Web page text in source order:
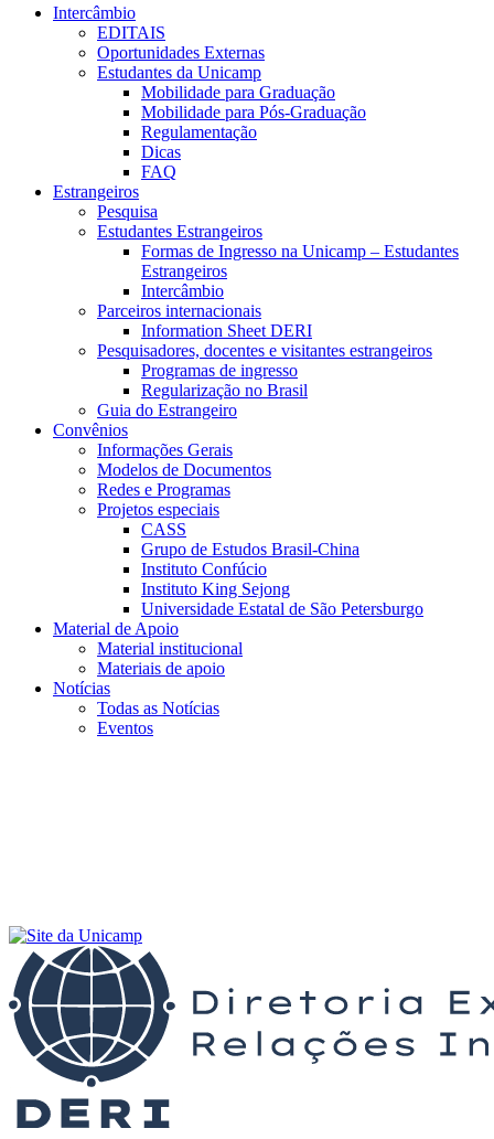
Intercâmbio
EDITAIS
Oportunidades Externas
Estudantes da Unicamp
Mobilidade para Graduação
Mobilidade para Pós-Graduação
Regulamentação
Dicas
FAQ
Estrangeiros
Pesquisa
Estudantes Estrangeiros
Formas de Ingresso na Unicamp – Estudantes
Estrangeiros
Intercâmbio
Parceiros internacionais
Information Sheet DERI
Pesquisadores, docentes e visitantes estrangeiros
Programas de ingresso
Regularização no Brasil
Guia do Estrangeiro
Convênios
Informações Gerais
Modelos de Documentos
Redes e Programas
Projetos especiais
CASS
Grupo de Estudos Brasil-China
Instituto Confúcio
Instituto King Sejong
Universidade Estatal de São Petersburgo
Material de Apoio
Material institucional
Materiais de apoio
Notícias
Todas as Notícias
Eventos